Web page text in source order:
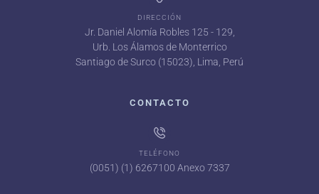
DIRECCIÓN
Jr. Daniel Alomía Robles 125 - 129,
Urb. Los Álamos de Monterrico
Santiago de Surco (15023), Lima, Perú
CONTACTO
TELÉFONO
(0051) (1) 6267100 Anexo 7337